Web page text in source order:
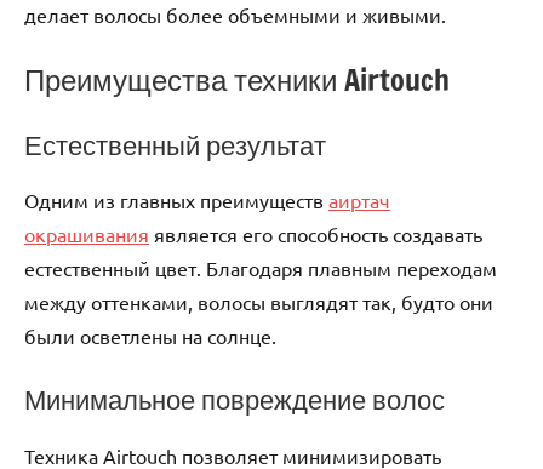
делает волосы более объемными и живыми.
Преимущества техники Airtouch
Естественный результат
Одним из главных преимуществ аиртач
окрашивания является его способность создавать
естественный цвет. Благодаря плавным переходам
между оттенками, волосы выглядят так, будто они
были осветлены на солнце.
Минимальное повреждение волос
Техника Airtouch позволяет минимизировать